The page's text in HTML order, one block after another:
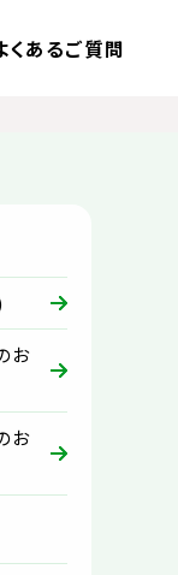
くあるご質問
お
お